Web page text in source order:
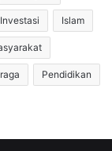
Investasi Islam
Pendidikan